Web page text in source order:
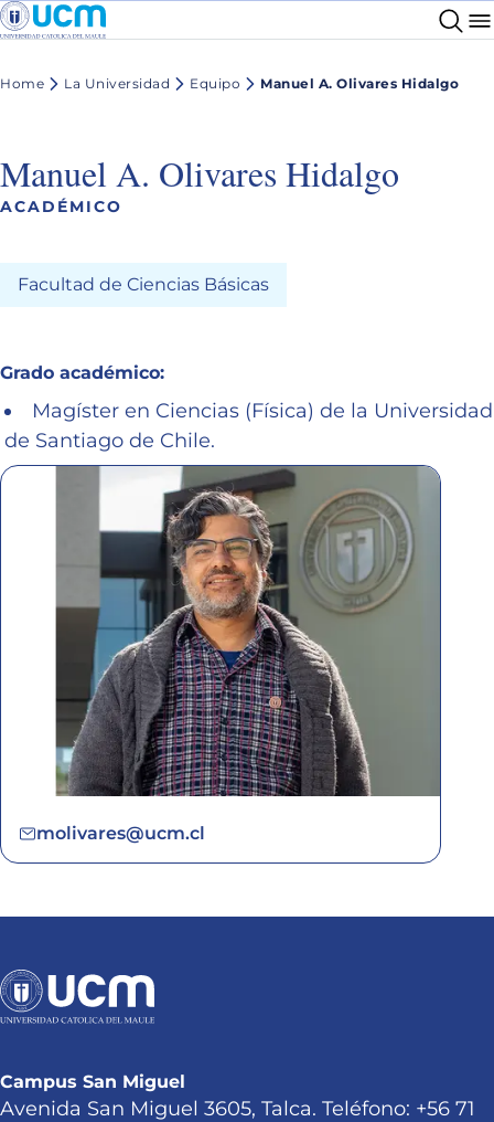
Home La Universidad Equipo Manuel A. Olivares Hidalgo
Manuel A. Olivares Hidalgo
ACADÉMICO
Facultad de Ciencias Básicas
Grado académico:
Magíster en Ciencias (Física) de la Universidad
de Santiago de Chile.
molivares@ucm.cl
Campus San Miguel
Avenida San Miguel 3605, Talca. Teléfono: +56 71